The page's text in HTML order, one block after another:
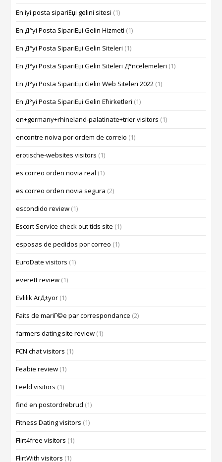
En iyi posta sipariЕџi gelini sitesi (1)
En Д°yi Posta SipariЕџi Gelin Hizmeti (1)
En Д°yi Posta SipariЕџi Gelin Siteleri (1)
En Д°yi Posta SipariЕџi Gelin Siteleri Д°ncelemeleri (1)
En Д°yi Posta SipariЕџi Gelin Web Siteleri 2022 (1)
En Д°yi Posta SipariЕџi Gelin Ећirketleri (1)
en+germany+rhineland-palatinate+trier visitors (1)
encontre noiva por ordem de correio (1)
erotische-websites visitors (1)
es correo orden novia real (1)
es correo orden novia segura (2)
escondido review (1)
Escort Service check out tids site (1)
esposas de pedidos por correo (1)
EuroDate visitors (1)
everett review (1)
Evlilik ArД±yor (1)
Faits de mariГ©e par correspondance (2)
farmers dating site review (1)
FCN chat visitors (1)
Feabie review (1)
Feeld visitors (1)
find en postordrebrud (1)
Fitness Dating visitors (1)
Flirt4free visitors (1)
FlirtWith visitors (1)